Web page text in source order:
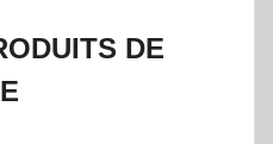
DE